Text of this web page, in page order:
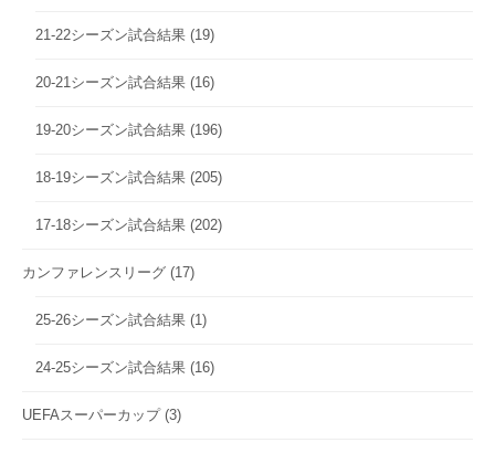
21-22シーズン試合結果 (19)
20-21シーズン試合結果 (16)
19-20シーズン試合結果 (196)
18-19シーズン試合結果 (205)
17-18シーズン試合結果 (202)
カンファレンスリーグ (17)
25-26シーズン試合結果 (1)
24-25シーズン試合結果 (16)
UEFAスーパーカップ(3)